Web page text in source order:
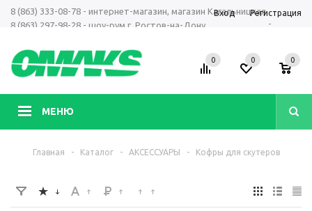
8 (863) 333-08-78 - интернет-магазин, магазин Кагальницкая
8 (863) 297-98-28 - шоу-рум г. Ростов-на-Дону
-
Вход Регистрация
МЕНЮ
0 0 0
Главная - Каталог - АКСЕССУАРЫ - Кофры для скутеров